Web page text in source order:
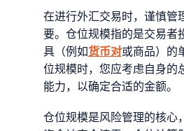
在进行外汇交易时，谨慎管
要。仓位规模指的是交易者
具（例如货币对或商品）的
位规模时，您应考虑自身的
能力，以确定合适的金额。
仓位规模是风险管理的核心